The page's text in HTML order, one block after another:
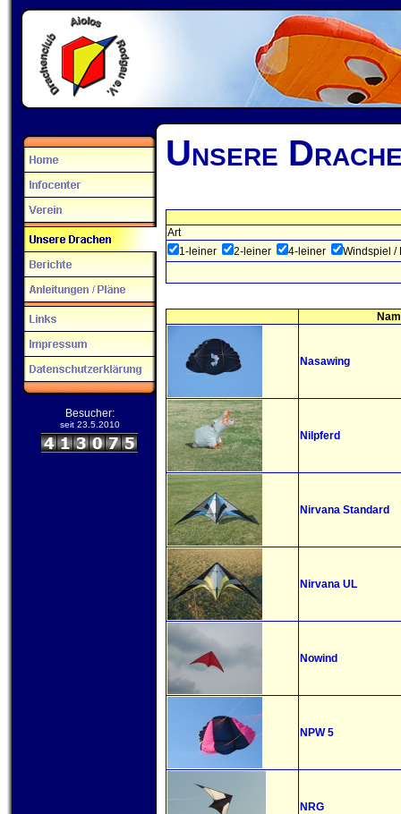
Besucher:
seit 23.5.2010
Unsere
Art
1-leiner
2-leiner 4-leiner Windspiel /
Nasawing
Nilpferd
Nirvana Standard
Nirvana UL
Nowind
NPW 5
NRG